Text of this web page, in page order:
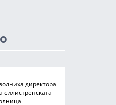
директора
силистренската